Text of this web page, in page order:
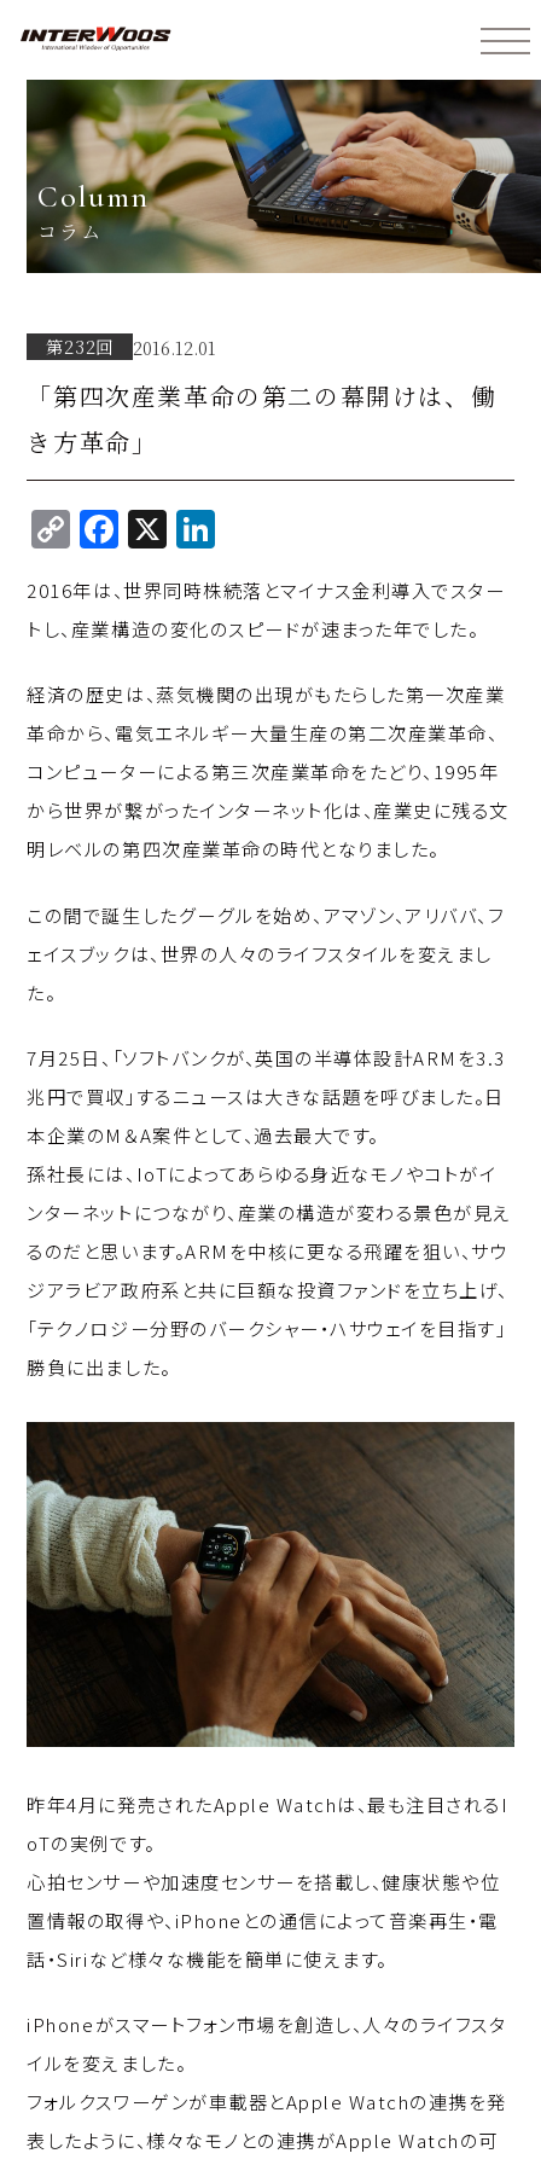
column
コラム
第232回 2016.12.01
「第四次産業革命の第二の幕開けは、働
き方革命」
C
o
p
y
Li
n
k
F
a
c
e
b
o
o
k
X
n
k
e
d
I
n
2016年は、世界同時株続落とマイナス金利導入でスター
トし、産業構造の変化のスピードが速まった年でした。
経済の歴史は、蒸気機関の出現がもたらした第一次産業
革命から、電気エネルギー大量生産の第二次産業革命、
コンピューターによる第三次産業革命をたどり、1995年
から世界が繋がったインターネット化は、産業史に残る文
明レベルの第四次産業革命の時代となりました。
この間で誕生したグーグルを始め、アマゾン、アリババ、フ
ェイスブックは、世界の人々のライフスタイルを変えまし
た。
7月25日、「ソフトバンクが、英国の半導体設計ARMを3.3
兆円で買収」するニュースは大きな話題を呼びました。日
本企業のM＆A案件として、過去最大です。
孫社長には、IoTによってあらゆる身近なモノやコトがイ
ンターネットにつながり、産業の構造が変わる景色が見え
るのだと思います。ARMを中核に更なる飛躍を狙い、サウ
ジアラビア政府系と共に巨額な投資ファンドを立ち上げ、
「テクノロジー分野のバークシャー・ハサウェイを目指す」
勝負に出ました。
昨年4月に発売されたApple Watchは、最も注目されるI
oTの実例です。
心拍センサーや加速度センサーを搭載し、健康状態や位
置情報の取得や、iPhoneとの通信によって音楽再生・電
話・Siriなど様々な機能を簡単に使えます。
iPhoneがスマートフォン市場を創造し、人々のライフスタ
イルを変えました。
フォルクスワーゲンが車載器とApple Watchの連携を発
表したように、様々なモノとの連携がApple Watchの可